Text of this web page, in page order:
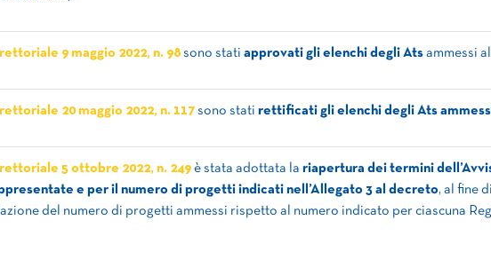
9 maggio 2022, n. 98sono stati approvati gli elenchi degli Ats ammessi
20 maggio 2022, n. 117 sono stati rettificati gli elenchi degli Ats
5 ottobre 2022, n. 249 è stata adottata la riapertura dei termini
e per il numero di progetti indicati nell’Allegato 3 al decreto, al fine
del numero di progetti ammessi rispetto al numero indicato per ciascuna